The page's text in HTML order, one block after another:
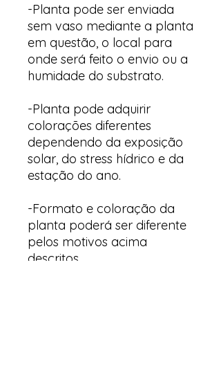
-Planta pode ser enviada
sem vaso mediante a planta
em questão, o local para
onde será feito o envio ou a
humidade do substrato.
-Planta pode adquirir
colorações diferentes
dependendo da exposição
solar, do stress hídrico e da
estação do ano.
-Formato e coloração da
planta poderá ser diferente
pelos motivos acima
descritos.